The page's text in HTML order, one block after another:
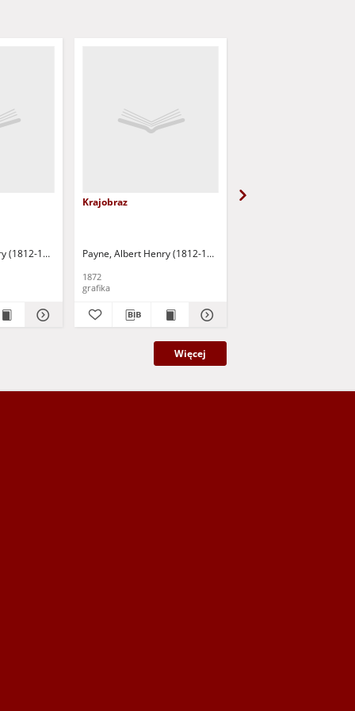
(1812-1902) Flinck, Govaert (1615-1660)
Krajobraz
Payne, Albert Henry (1812-1902)
1872
grafika
Więcej